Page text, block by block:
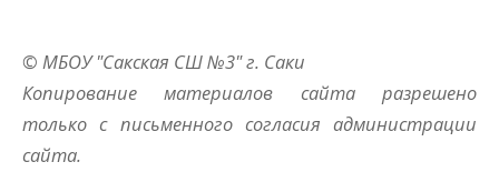
© МБОУ "Сакская СШ №3" г. Саки
Копирование материалов сайта разрешено
только с письменного согласия администрации
сайта.